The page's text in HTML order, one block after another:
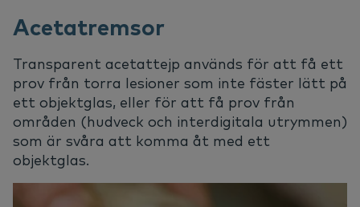
Acetatremsor
Transparent acetattejp används för att få ett
prov från torra lesioner som inte fäster lätt på
ett objektglas, eller för att få prov från
områden (hudveck och interdigitala utrymmen)
som är svåra att komma åt med ett
objektglas.